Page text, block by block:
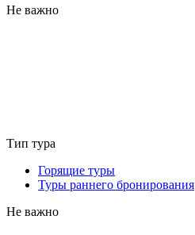
Не важно
Тип тура
Горящие туры
Туры раннего бронирования
Не важно